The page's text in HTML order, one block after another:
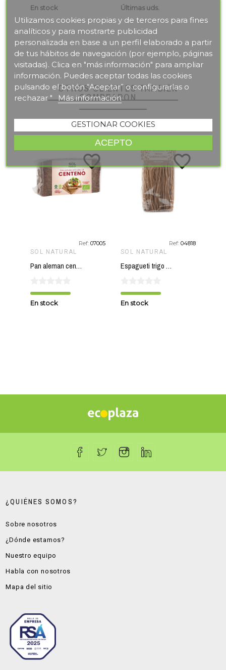
Utilizamos cookies propias y de terceros para fines
analíticos y para mostrarte publicidad
personalizada en base a un perfil elaborado a partir
de tus hábitos de navegación (por ejemplo, páginas
visitadas). Clica en "más información" para ampliar
información. Puedes aceptar todas las cookies
pulsando el botón “Aceptar” o configurarlas o
rechazar " Más información
GESTIONAR COOKIES
ACEPTO
En stock Últimas uds.
OTROS CLIENTES TAMBIÉN
COMPRARON
Ref: 07005
SOL NATURAL
Pan aleman centeno SOL NATURAL 500 gr BIO
En stock
favorite_border
Ref: 04818
SOL NATURAL
Espagueti trigo sarraceno sin gluten SOL NATURAL 250 gr BIO
En stock
favorite_border
¿QUIÉNES SOMOS?
Sobre nosotros
¿Dónde estamos?
Nuestro equipo
Habla con nosotros
Mapa del sitio